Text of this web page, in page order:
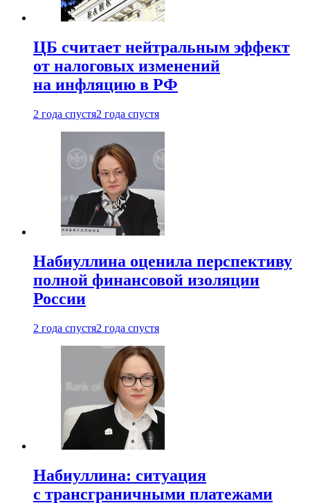
ЦБ считает нейтральным эффект
от налоговых изменений
на инфляцию в РФ
2 года спустя2 года спустя
Набиуллина оценила перспективу
полной финансовой изоляции
России
2 года спустя2 года спустя
Набиуллина: ситуация
с трансграничными платежами